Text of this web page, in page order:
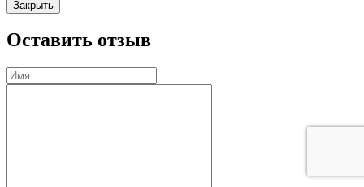
Закрыть
Оставить отзыв